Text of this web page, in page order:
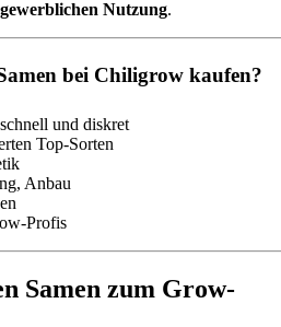
Nutzung.
bei Chiligrow kaufen?
und diskret
Top-Sorten
Anbau
Profis
Samen zum Grow-